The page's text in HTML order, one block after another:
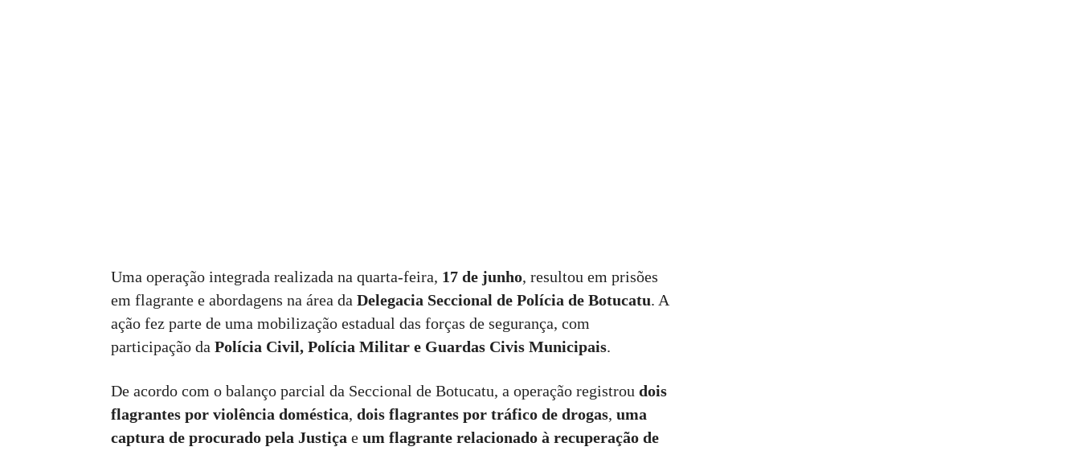
Uma operação integrada realizada na quarta-feira, 17 de junho, resultou em prisões
em flagrante e abordagens na área da Delegacia Seccional de Polícia de Botucatu. A
ação fez parte de uma mobilização estadual das forças de segurança, com
participação da Polícia Civil, Polícia Militar e Guardas Civis Municipais.
De acordo com o balanço parcial da Seccional de Botucatu, a operação registrou dois
flagrantes por violência doméstica, dois flagrantes por tráfico de drogas, uma
captura de procurado pela Justiça e um flagrante relacionado à recuperação de